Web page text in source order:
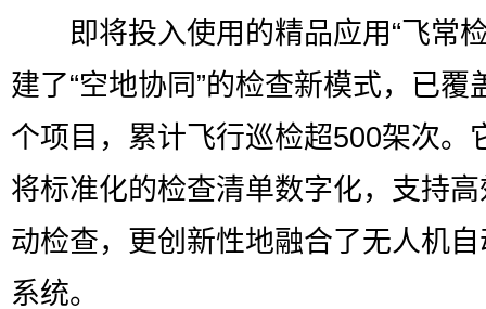
即将投入使用的精品应用“飞常检
建了“空地协同”的检查新模式，已覆
个项目，累计飞行巡检超500架次。
将标准化的检查清单数字化，支持
动检查，更创新性地融合了无人机
系统。